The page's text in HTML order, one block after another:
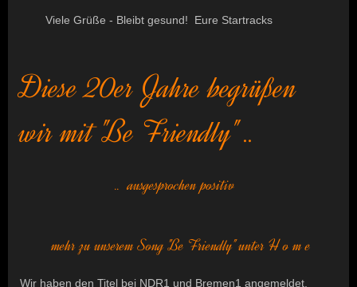
Viele Grüße - Bleibt gesund! Eure Startracks
Diese 20er Jahre begrüßen
wir mit "Be Friendly" ..
.. ausgesprochen positiv
mehr zu unserem Song "Be Friendly" unter H o m e
Wir haben den Titel bei NDR1 und Bremen1 angemeldet.